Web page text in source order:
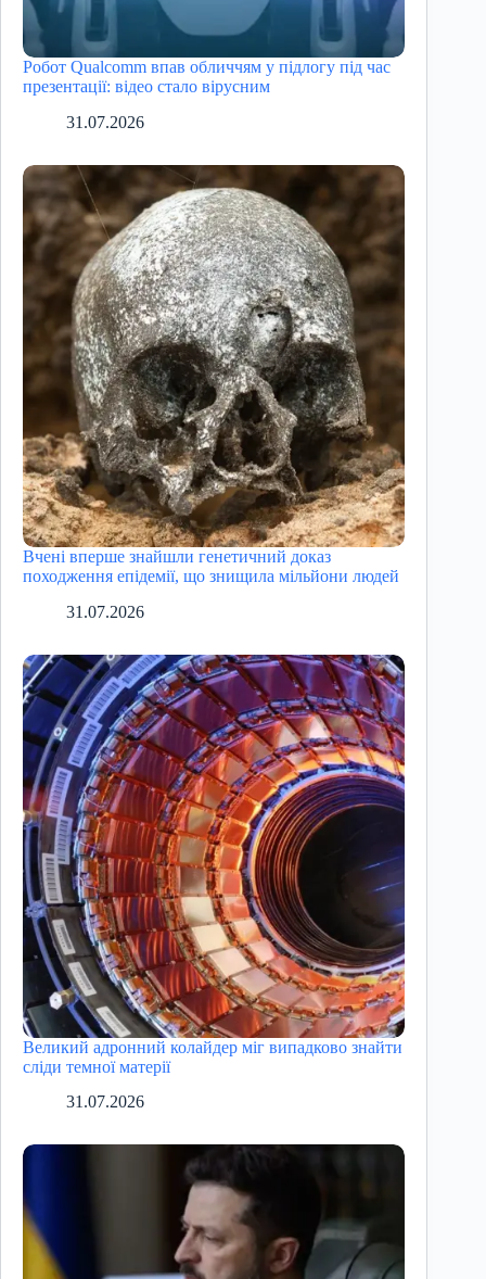
Робот Qualcomm впав обличчям у підлогу під час
презентації: відео стало вірусним
31.07.2026
Вчені вперше знайшли генетичний доказ
походження епідемії, що знищила мільйони людей
31.07.2026
Великий адронний колайдер міг випадково знайти
сліди темної матерії
31.07.2026